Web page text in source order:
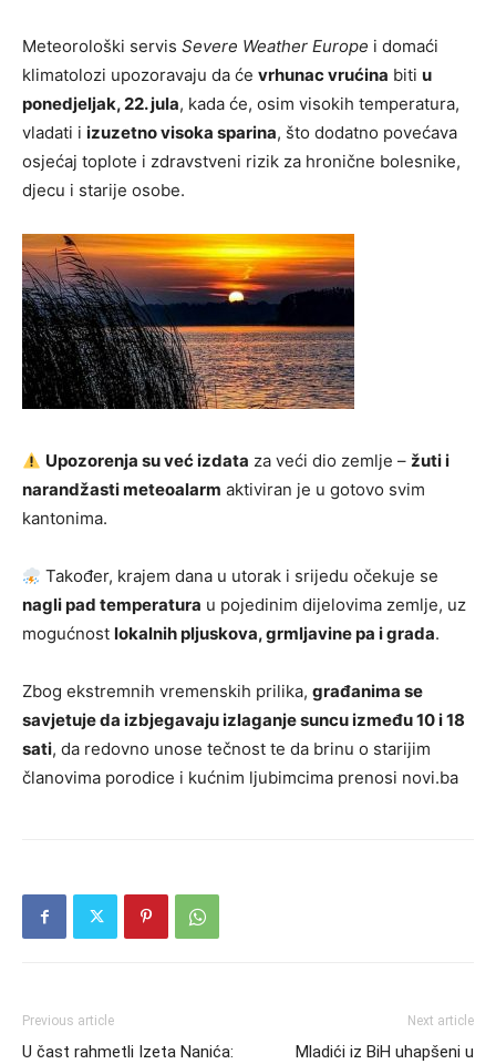
Meteorološki servis Severe Weather Europe i domaći
klimatolozi upozoravaju da će vrhunac vrućina biti u
ponedjeljak, 22. jula, kada će, osim visokih temperatura,
vladati i izuzetno visoka sparina, što dodatno povećava
osjećaj toplote i zdravstveni rizik za hronične bolesnike,
djecu i starije osobe.
Upozorenja su već izdata za veći dio zemlje –žuti i
narandžasti meteoalarm aktiviran je u gotovo svim
kantonima.
Također, krajem dana u utorak i srijedu očekuje se
nagli pad temperatura u pojedinim dijelovima zemlje, uz
mogućnost lokalnih pljuskova, grmljavine pa i grada.
Zbog ekstremnih vremenskih prilika, građanima se
savjetuje da izbjegavaju izlaganje suncu između 10 i 18
sati, da redovno unose tečnost te da brinu o starijim
članovima porodice i kućnim ljubimcima prenosi novi.ba
Previous article
U čast rahmetli Izeta Nanića:
Next article
Mladići iz BiH uhapšeni u